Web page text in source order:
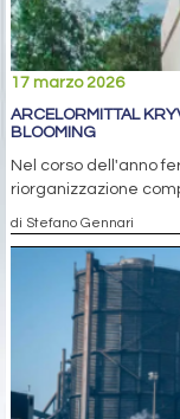
17 marzo 2026
ARCELORMITTAL
BLOOMING
Nel corso dell'anno
riorganizzazione
di Stefano Gennari